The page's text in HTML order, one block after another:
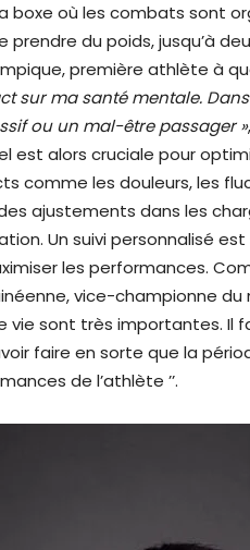
boxe où les combats sont
du poids, jusqu’à
première athlète à
sur ma santé mentale.
ou un mal-être passager »
est alors cruciale pour
comme les douleurs, les
ajustements dans les
Un suivi personnalisé
les performances.
vice-championne du
vie sont très importantes. Il
faire en sorte que la
de l’athlète ’’.